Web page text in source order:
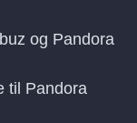
og Pandora
til Pandora